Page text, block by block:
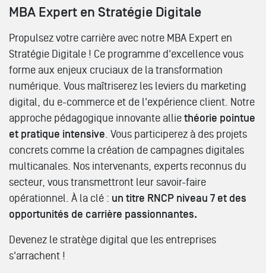
MBA Expert en Stratégie Digitale
Propulsez votre carrière avec notre MBA Expert en
Stratégie Digitale ! Ce programme d'excellence vous
forme aux enjeux cruciaux de la transformation
numérique. Vous maîtriserez les leviers du marketing
digital, du e-commerce et de l'expérience client. Notre
approche pédagogique innovante allie théorie pointue
et pratique intensive. Vous participerez à des projets
concrets comme la création de campagnes digitales
multicanales. Nos intervenants, experts reconnus du
secteur, vous transmettront leur savoir-faire
opérationnel. À la clé : un titre RNCP niveau 7 et des
opportunités de carrière passionnantes.
Devenez le stratège digital que les entreprises
s'arrachent !